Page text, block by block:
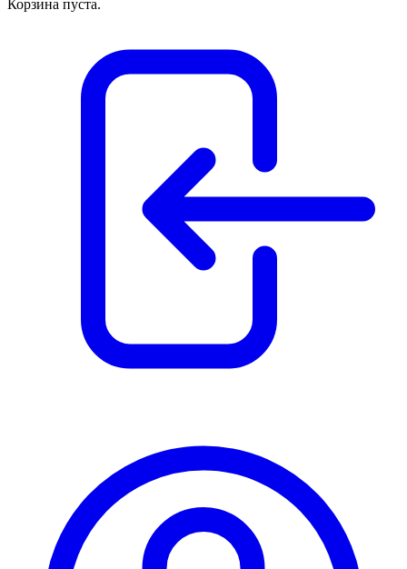
Корзина пуста.